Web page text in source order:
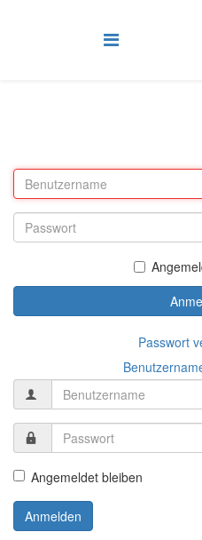
Passwort
Angemeldet bleiben
Anmelden